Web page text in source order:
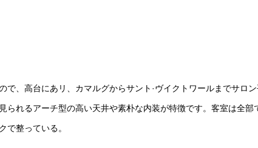
、高台にあリ、カマルグからサント·ヴイクトワールまでサロ
られるアーチ型の高い天井や素朴な内装が特徴です。客室は全部
で整っている。